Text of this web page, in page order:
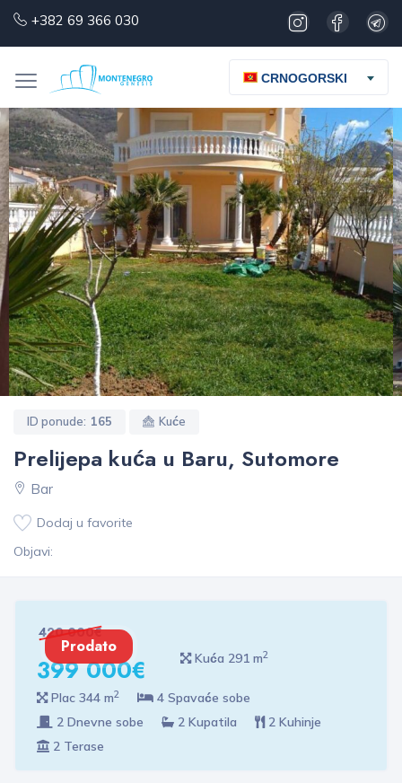
+382 69 366 030
CRNOGORSKI
ID ponude: 165 Kuće
Prelijepa kuća u Baru, Sutomore
Bar
Dodaj u favorite
Objavi:
420 000€
399 000€
Prodato
Kuća 291 m2
Plac 344 m2
4 Spavaće sobe
2 Dnevne sobe
2 Kupatila
2 Kuhinje
2 Terase